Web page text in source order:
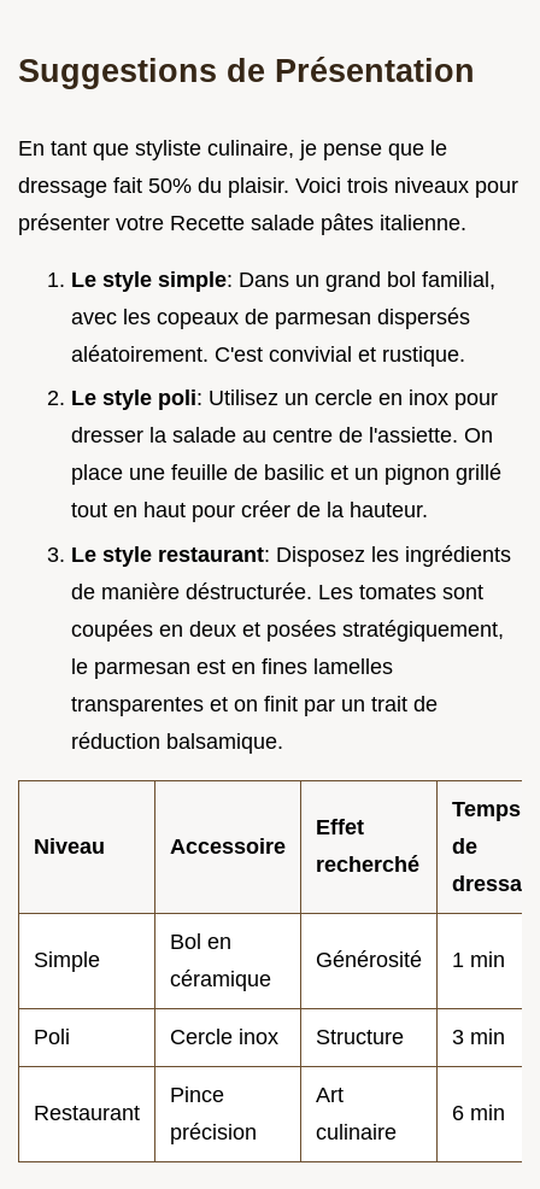
Suggestions de Présentation
En tant que styliste culinaire, je pense que le
dressage fait 50% du plaisir. Voici trois niveaux pour
présenter votre Recette salade pâtes italienne.
Le style simple: Dans un grand bol familial,
avec les copeaux de parmesan dispersés
aléatoirement. C'est convivial et rustique.
Le style poli: Utilisez un cercle en inox pour
dresser la salade au centre de l'assiette. On
place une feuille de basilic et un pignon grillé
tout en haut pour créer de la hauteur.
Le style restaurant: Disposez les ingrédients
de manière déstructurée. Les tomates sont
coupées en deux et posées stratégiquement,
le parmesan est en fines lamelles
transparentes et on finit par un trait de
réduction balsamique.
Niveau Accessoire
Effet
recherché
Temps
de
Simple
Bol en
céramique
Générosité 1 min
Poli Cercle inox Structure 3 min
Restaurant
Pince
précision
Art
culinaire
6 min